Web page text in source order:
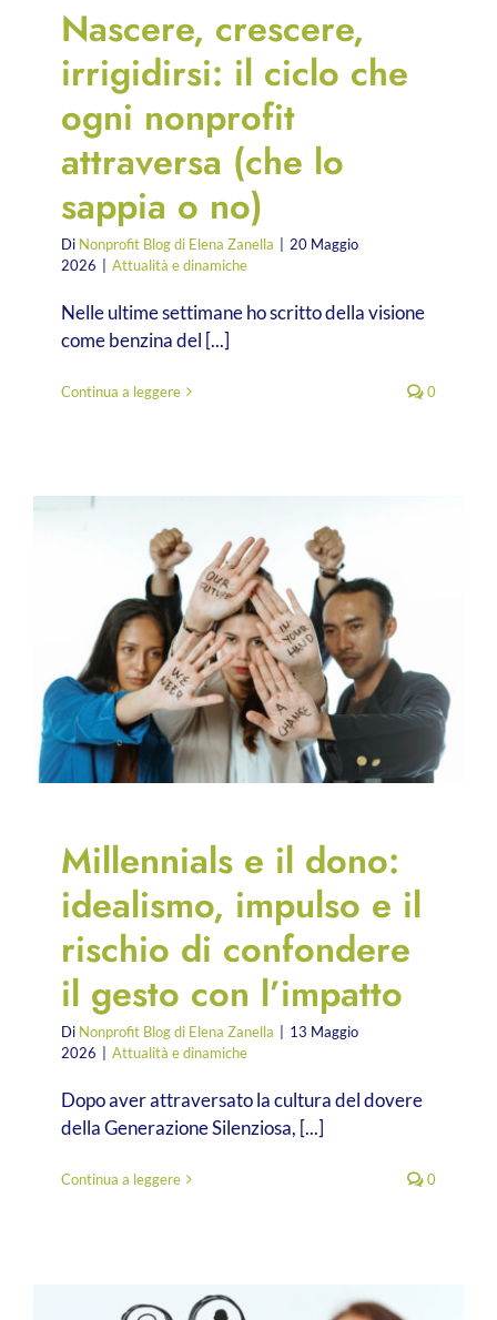
Nascere, crescere,
irrigidirsi: il ciclo che
ogni nonprofit
attraversa (che lo
sappia o no)
Di Nonprofit Blog di Elena Zanella
20 Maggio
2026
Attualità e dinamiche
Nelle ultime settimane ho scritto della visione
come benzina del [...]
Continua a leggere 0
Millennials e il dono:
idealismo, impulso e il
rischio di confondere
il gesto con l’impatto
Di Nonprofit Blog di Elena Zanella
13 Maggio
2026
Attualità e dinamiche
Dopo aver attraversato la cultura del dovere
della Generazione Silenziosa, [...]
Continua a leggere 0